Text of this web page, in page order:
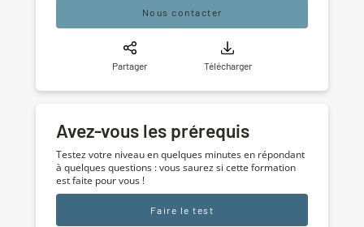
Nous contacter
Partager Télécharger
Avez-vous les prérequis
Testez votre niveau en quelques minutes en répondant
à quelques questions : vous saurez si cette formation
est faite pour vous !
Faire le test